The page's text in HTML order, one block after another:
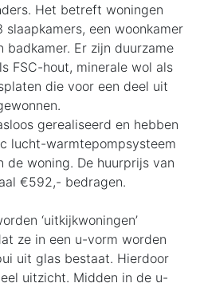
Het betreft woningen
een woonkamer
badkamer. Er zijn duurzame
FSC-hout, minerale wol als
die voor een deel uit
gerealiseerd en hebben
lucht-warmtepompsysteem
de woning. De huurprijs van
€592,- bedragen.
‘uitkijkwoningen’
ze in een u-vorm worden
uit glas bestaat. Hierdoor
uitzicht. Midden in de u-